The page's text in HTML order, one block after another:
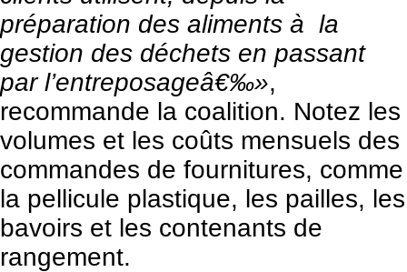
préparation des aliments à la
gestion des déchets en passant
par l’entreposageâ€‰»,
recommande la coalition. Notez les
volumes et les coûts mensuels des
commandes de fournitures, comme
la pellicule plastique, les pailles, les
bavoirs et les contenants de
rangement.